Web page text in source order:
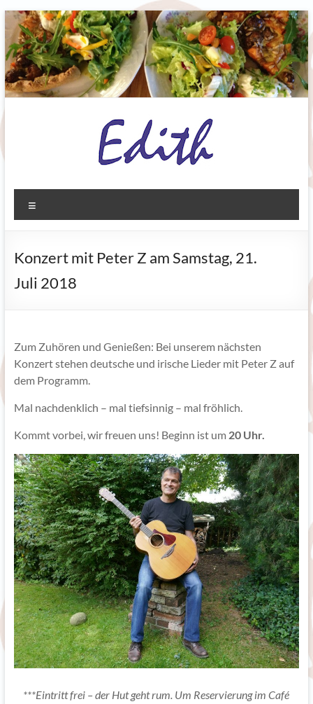
Zum
Inhalt
springen
Ediths
Bioladen
Biberbach
Grünes.
Gutes.
Konzert mit Peter Z am Samstag, 21.
Juli 2018
Zum Zuhören und Genießen: Bei unserem nächsten
Konzert stehen deutsche und irische Lieder mit Peter Z auf
dem Programm.
Mal nachdenklich – mal tiefsinnig – mal fröhlich.
Kommt vorbei, wir freuen uns! Beginn ist um 20 Uhr.
***Eintritt frei – der Hut geht rum. Um Reservierung im Café